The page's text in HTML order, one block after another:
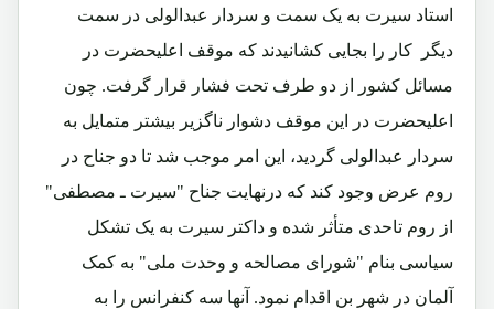
استاد سیرت به یک سمت و سردار عبدالولی در سمت
دیگر کار را بجایی کشانیدند که موقف اعلیحضرت در
مسائل کشور از دو طرف تحت فشار قرار گرفت. چون
اعلیحضرت در این موقف دشوار ناگزیر بیشتر متمایل به
سردار عبدالولی گردید، این امر موجب شد تا دو جناح در
روم عرض وجود کند که درنهایت جناح "سیرت ـ مصطفی"
از روم تاحدی متأثر شده و داکتر سیرت به یک تشکل
سیاسی بنام "شورای مصالحه و وحدت ملی" به کمک
آلمان در شهر بن اقدام نمود. آنها سه کنفرانس را به